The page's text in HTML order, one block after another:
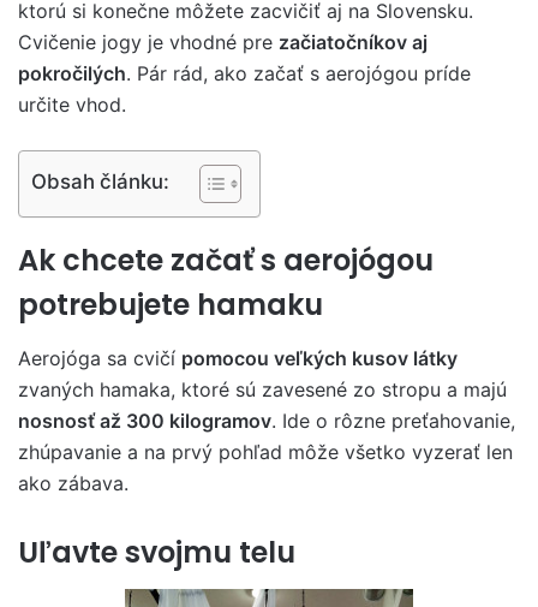
ktorú si konečne môžete zacvičiť aj na Slovensku.
Cvičenie jogy je vhodné pre začiatočníkov aj
pokročilých. Pár rád, ako začať s aerojógou príde
určite vhod.
Obsah článku:
Ak chcete začať s aerojógou
potrebujete hamaku
Aerojóga sa cvičí pomocou veľkých kusov látky
zvaných hamaka, ktoré sú zavesené zo stropu a majú
nosnosť až 300 kilogramov. Ide o rôzne preťahovanie,
zhúpavanie a na prvý pohľad môže všetko vyzerať len
ako zábava.
Uľavte svojmu telu